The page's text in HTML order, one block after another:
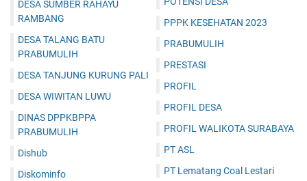
DESA SUMBER RAHAYU
RAMBANG
DESA TALANG BATU
PRABUMULIH
DESA TANJUNG KURUNG PALI
DESA WIWITAN LUWU
DINAS DPPKBPPA
PRABUMULIH
Dishub
Diskominfo
PPPK KESEHATAN 2023
PRABUMULIH
PRESTASI
PROFIL
PROFIL DESA
PROFIL WALIKOTA SURABAYA
PT ASL
PT Lematang Coal Lestari